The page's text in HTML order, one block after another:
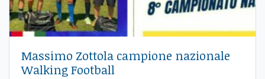
Massimo Zottola campione nazionale
Walking Football